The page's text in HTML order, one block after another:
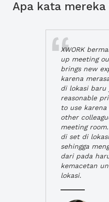
Apa kata mereka
XWORK
up meeting
brings new
karena
di lokasi baru
reasonable
to use
other
meeting
di set di
sehingga
dari pada
kemacetan
lokasi.